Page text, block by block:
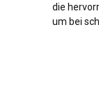
die
um bei